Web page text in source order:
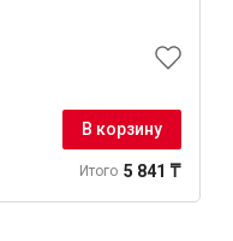
В корзину
Итого 5 841 ₸